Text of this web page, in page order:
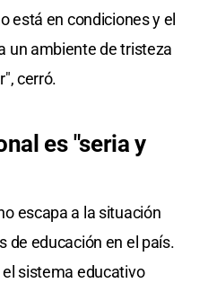
está en condiciones y el
un ambiente de tristeza
cerró.
es "seria y
escapa a la situación
de educación en el país.
sistema educativo